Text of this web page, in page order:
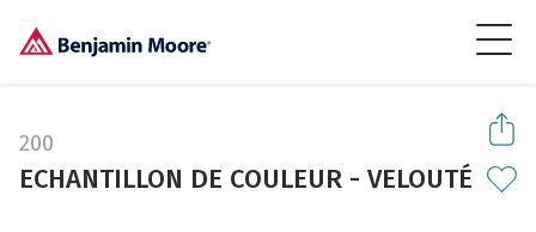
200
ECHANTILLON DE COULEUR - VELOUTÉ